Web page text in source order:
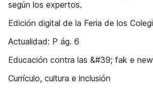
según los expertos.
Edición digital de la Feria de los
Actualidad: P ág. 6
Educación contra las &#39; fak e
Currículo, cultura e inclusión